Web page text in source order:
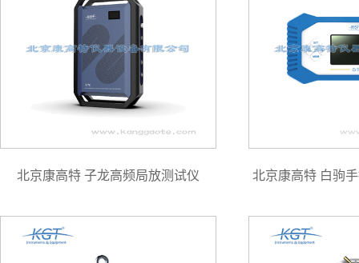
北京康高特 子龙高频局放测试仪 北京康高特 白驹